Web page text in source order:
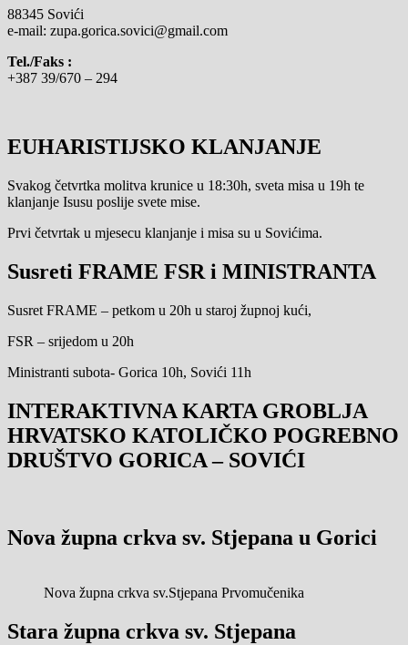
88345 Sovići
e-mail: zupa.gorica.sovici@gmail.com
Tel./Faks :
+387 39/670 – 294
EUHARISTIJSKO KLANJANJE
Svakog četvrtka molitva krunice u 18:30h, sveta misa u 19h te
klanjanje Isusu poslije svete mise.
Prvi četvrtak u mjesecu klanjanje i misa su u Sovićima.
Susreti FRAME FSR i MINISTRANTA
Susret FRAME – petkom u 20h u staroj župnoj kući,
FSR – srijedom u 20h
Ministranti subota- Gorica 10h, Sovići 11h
INTERAKTIVNA KARTA GROBLJA
HRVATSKO KATOLIČKO POGREBNO
DRUŠTVO GORICA – SOVIĆI
Nova župna crkva sv. Stjepana u Gorici
Nova župna crkva sv.Stjepana Prvomučenika
Stara župna crkva sv. Stjepana